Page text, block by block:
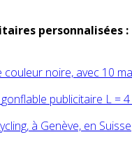
personnalisées :
couleur noire, avec 10
gonflable publicitaire L =
à Genève, en Suisse